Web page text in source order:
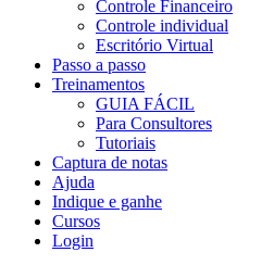
Controle Financeiro
Controle individual
Escritório Virtual
Passo a passo
Treinamentos
GUIA FÁCIL
Para Consultores
Tutoriais
Captura de notas
Ajuda
Indique e ganhe
Cursos
Login